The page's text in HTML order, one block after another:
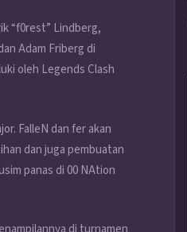
“f0rest” Lindberg,
Adam Friberg di
oleh Legends Clash
FalleN dan fer akan
dan juga pembuatan
panas di 00 NAtion